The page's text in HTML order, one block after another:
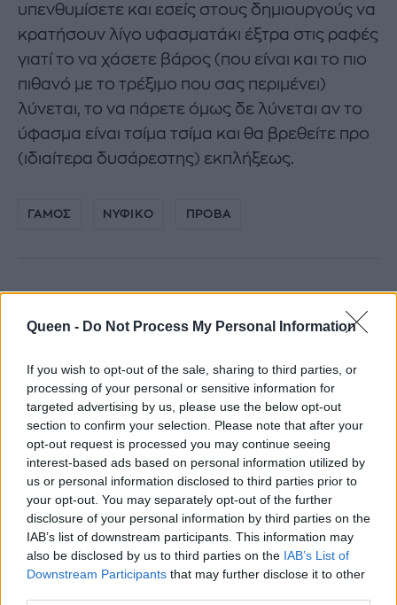
Queen - Do Not Process My Personal Information
If you wish to opt-out of the sale, sharing to third parties, or
processing of your personal or sensitive information for
targeted advertising by us, please use the below opt-out
section to confirm your selection. Please note that after your
opt-out request is processed you may continue seeing
interest-based ads based on personal information utilized by
us or personal information disclosed to third parties prior to
your opt-out. You may separately opt-out of the further
disclosure of your personal information by third parties on the
IAB’s list of downstream participants. This information may
also be disclosed by us to third parties on the IAB’s List of
Downstream Participants that may further disclose it to other
υπενθυμίσετε και εσείς στους δημιουργούς να
κρατήσουν λίγο υφασματάκι έξτρα στις ραφές
γιατί το να χάσετε βάρος (που είναι και το πιο
πιθανό με το τρέξιμο που σας περιμένει)
λύνεται, το να πάρετε όμως δε λύνεται αν το
ύφασμα είναι τσίμα τσίμα και θα βρεθείτε προ
(ιδιαίτερα δυσάρεστης) εκπλήξεως.
ΓΑΜΟΣ ΝΥΦΙΚΟ ΠΡΟΒΑ
Related
Αυτό το εντυπωσιακό λουλούδι θα είναι το wedding
flower του 2026